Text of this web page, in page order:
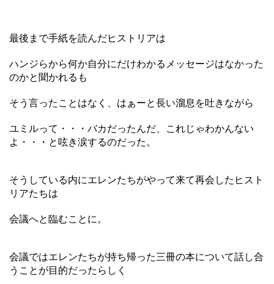
最後まで手紙を読んだヒストリアは
ハンジらから何か自分にだけわかるメッセージはなかった
のかと聞かれるも
そう言ったことはなく、はぁーと長い溜息を吐きながら
ユミルって・・・バカだったんだ、これじゃわかんない
よ・・・と呟き涙するのだった。
そうしている内にエレンたちがやって来て再会したヒスト
リアたちは
会議へと臨むことに。
会議ではエレンたちが持ち帰った三冊の本について話し合
うことが目的だったらしく